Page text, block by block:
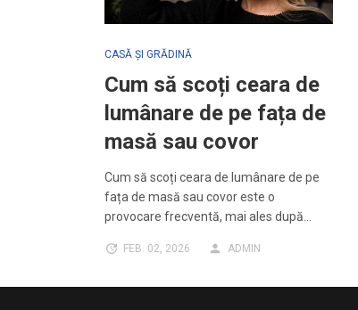
CASĂ ȘI GRĂDINĂ
Cum să scoți ceara de
lumânare de pe fața de
masă sau covor
Cum să scoți ceara de lumânare de pe
fața de masă sau covor este o
provocare frecventă, mai ales după…
FEB. 02, 2026 ADMIN